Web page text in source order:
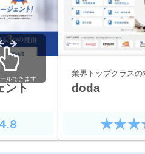
ント
業界トップクラスの
doda
ルできます